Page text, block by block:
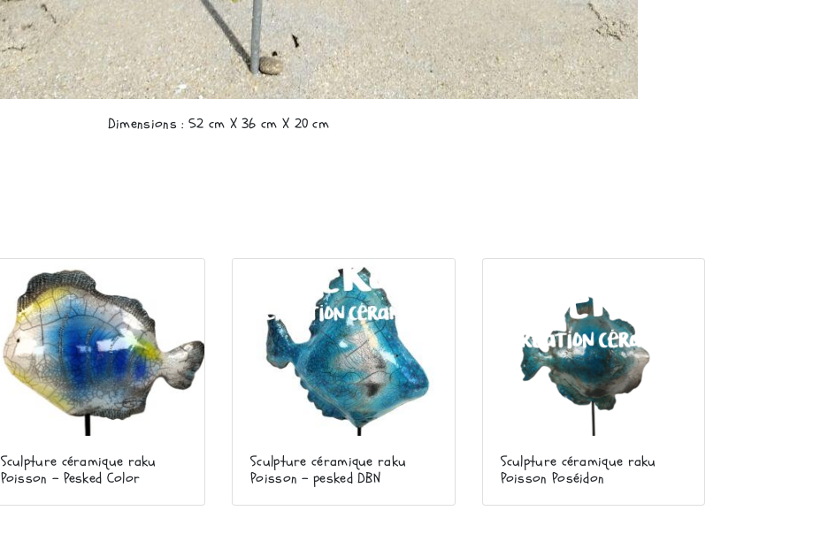
Dimensions : 52 cm X 36 cm X 20 cm
Sculpture céramique raku
Poisson – Pesked Color
Sculpture céramique raku
Poisson – pesked DBN
Sculpture céramique raku
Poisson Poséidon